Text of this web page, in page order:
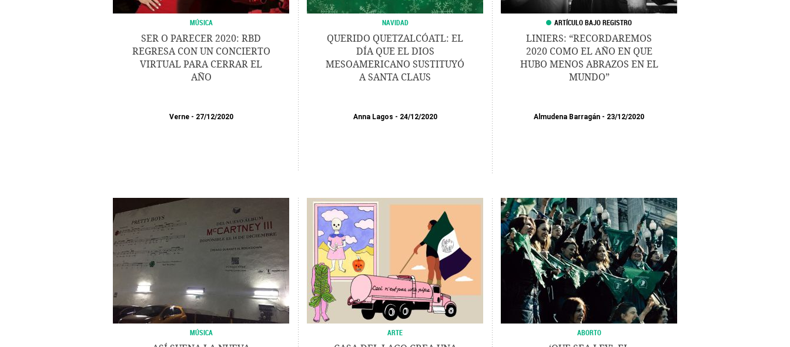
MÚSICA
SER O PARECER 2020: RBD
REGRESA CON UN CONCIERTO
VIRTUAL PARA CERRAR EL
AÑO
Verne 27/12/2020
NAVIDAD
QUERIDO QUETZALCÓATL: EL
DÍA QUE EL DIOS
MESOAMERICANO SUSTITUYÓ
A SANTA CLAUS
Anna Lagos 24/12/2020
LINIERS: “RECORDAREMOS
2020 COMO EL AÑO EN QUE
HUBO MENOS ABRAZOS EN EL
MUNDO”
Almudena Barragán 23/12/2020
MÚSICA ARTE ABORTO